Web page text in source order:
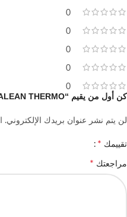
0
0
0
0
0
كن أول من يقيم “QUADRALEAN THERMO”
لن يتم نشر عنوان بريدك الإلكتروني.
تقييمك *
مراجعتك *